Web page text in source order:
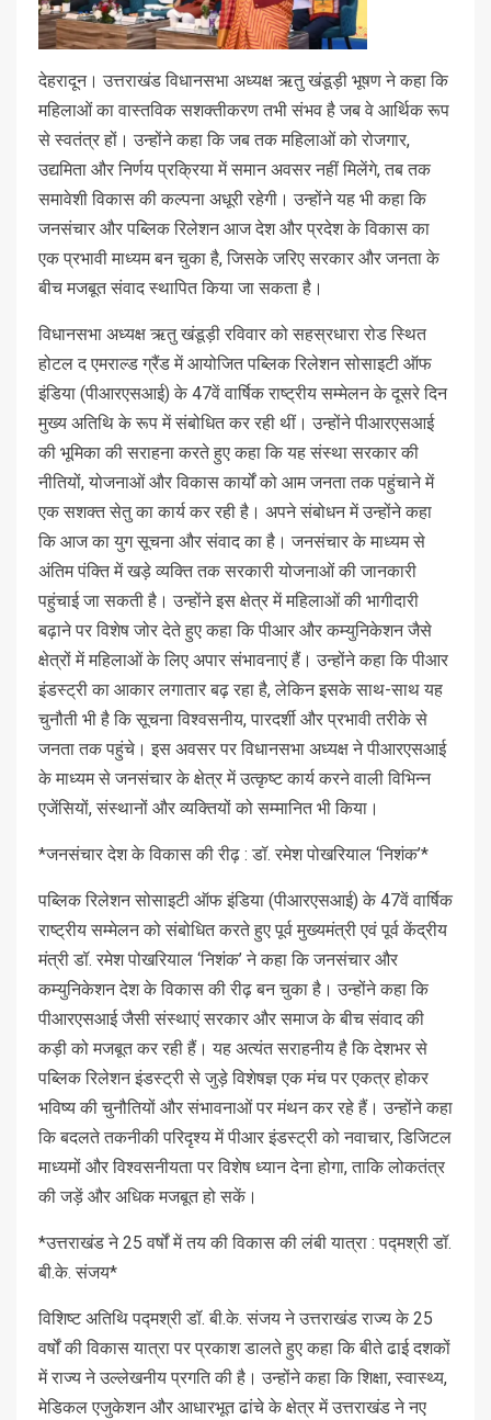
देहरादून। उत्तराखंड विधानसभा अध्यक्ष ऋतु खंडूड़ी भूषण ने कहा कि
महिलाओं का वास्तविक सशक्तीकरण तभी संभव है जब वे आर्थिक रूप
से स्वतंत्र हों। उन्होंने कहा कि जब तक महिलाओं को रोजगार,
उद्यमिता और निर्णय प्रक्रिया में समान अवसर नहीं मिलेंगे, तब तक
समावेशी विकास की कल्पना अधूरी रहेगी। उन्होंने यह भी कहा कि
जनसंचार और पब्लिक रिलेशन आज देश और प्रदेश के विकास का
एक प्रभावी माध्यम बन चुका है, जिसके जरिए सरकार और जनता के
बीच मजबूत संवाद स्थापित किया जा सकता है।
विधानसभा अध्यक्ष ऋतु खंडूड़ी रविवार को सहस्रधारा रोड स्थित
होटल द एमराल्ड ग्रैंड में आयोजित पब्लिक रिलेशन सोसाइटी ऑफ
इंडिया (पीआरएसआई) के 47वें वार्षिक राष्ट्रीय सम्मेलन के दूसरे दिन
मुख्य अतिथि के रूप में संबोधित कर रही थीं। उन्होंने पीआरएसआई
की भूमिका की सराहना करते हुए कहा कि यह संस्था सरकार की
नीतियों, योजनाओं और विकास कार्यों को आम जनता तक पहुंचाने में
एक सशक्त सेतु का कार्य कर रही है। अपने संबोधन में उन्होंने कहा
कि आज का युग सूचना और संवाद का है। जनसंचार के माध्यम से
अंतिम पंक्ति में खड़े व्यक्ति तक सरकारी योजनाओं की जानकारी
पहुंचाई जा सकती है। उन्होंने इस क्षेत्र में महिलाओं की भागीदारी
बढ़ाने पर विशेष जोर देते हुए कहा कि पीआर और कम्युनिकेशन जैसे
क्षेत्रों में महिलाओं के लिए अपार संभावनाएं हैं। उन्होंने कहा कि पीआर
इंडस्ट्री का आकार लगातार बढ़ रहा है, लेकिन इसके साथ-साथ यह
चुनौती भी है कि सूचना विश्वसनीय, पारदर्शी और प्रभावी तरीके से
जनता तक पहुंचे। इस अवसर पर विधानसभा अध्यक्ष ने पीआरएसआई
के माध्यम से जनसंचार के क्षेत्र में उत्कृष्ट कार्य करने वाली विभिन्न
एजेंसियों, संस्थानों और व्यक्तियों को सम्मानित भी किया।
*जनसंचार देश के विकास की रीढ़ : डॉ. रमेश पोखरियाल ‘निशंक’*
पब्लिक रिलेशन सोसाइटी ऑफ इंडिया (पीआरएसआई) के 47वें वार्षिक
राष्ट्रीय सम्मेलन को संबोधित करते हुए पूर्व मुख्यमंत्री एवं पूर्व केंद्रीय
मंत्री डॉ. रमेश पोखरियाल ‘निशंक’ ने कहा कि जनसंचार और
कम्युनिकेशन देश के विकास की रीढ़ बन चुका है। उन्होंने कहा कि
पीआरएसआई जैसी संस्थाएं सरकार और समाज के बीच संवाद की
कड़ी को मजबूत कर रही हैं। यह अत्यंत सराहनीय है कि देशभर से
पब्लिक रिलेशन इंडस्ट्री से जुड़े विशेषज्ञ एक मंच पर एकत्र होकर
भविष्य की चुनौतियों और संभावनाओं पर मंथन कर रहे हैं। उन्होंने कहा
कि बदलते तकनीकी परिदृश्य में पीआर इंडस्ट्री को नवाचार, डिजिटल
माध्यमों और विश्वसनीयता पर विशेष ध्यान देना होगा, ताकि लोकतंत्र
की जड़ें और अधिक मजबूत हो सकें।
*उत्तराखंड ने 25 वर्षों में तय की विकास की लंबी यात्रा : पद्मश्री डॉ.
बी.के. संजय*
विशिष्ट अतिथि पद्मश्री डॉ. बी.के. संजय ने उत्तराखंड राज्य के 25
वर्षों की विकास यात्रा पर प्रकाश डालते हुए कहा कि बीते ढाई दशकों
में राज्य ने उल्लेखनीय प्रगति की है। उन्होंने कहा कि शिक्षा, स्वास्थ्य,
मेडिकल एजुकेशन और आधारभूत ढांचे के क्षेत्र में उत्तराखंड ने नए